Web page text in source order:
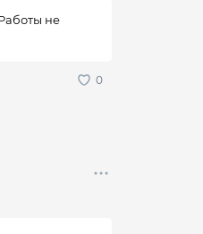
не